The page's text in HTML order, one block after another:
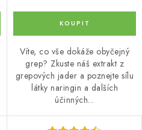
Víte, co vše dokáže obyčejný
grep? Zkuste náš extrakt z
grepových jader a poznejte sílu
látky naringin a dalších
účinných...